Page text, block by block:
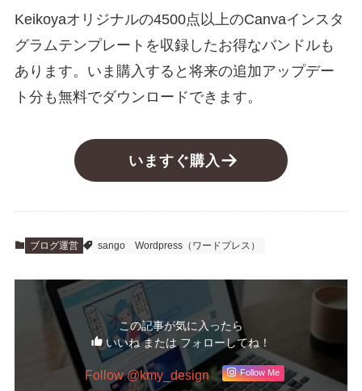
Keikoyaオリジナルの4500点以上のCanvaインスタ
グラムテンプレートを収録したお得なバンドルも
あります。いま購入すると将来の追加アップデー
ト分も無料でダウンロードできます。
いますぐ購入
ブログ運営 sango Wordpress（ワードプレス）
この記事が気に入ったら
いいね または フォローしてね！
Follow @kmy_design Follow Me